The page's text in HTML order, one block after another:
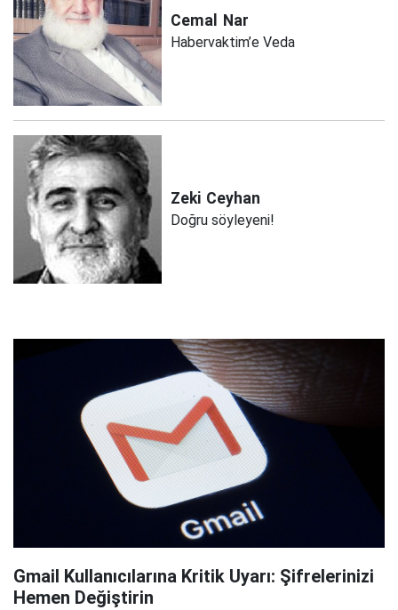
Cemal Nar
Habervaktim’e Veda
Zeki Ceyhan
Doğru söyleyeni!
Gmail Kullanıcılarına Kritik Uyarı: Şifrelerinizi
Hemen Değiştirin